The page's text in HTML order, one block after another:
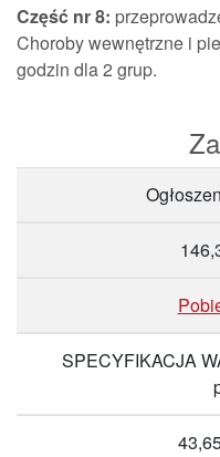
Część nr 8:
Choroby wewnętrzne i
godzin dla 2 grup.
SPECYFIKACJA